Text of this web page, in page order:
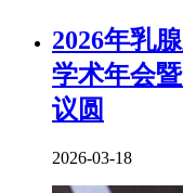
2026年乳
学术年会
议圆
2026-03-18